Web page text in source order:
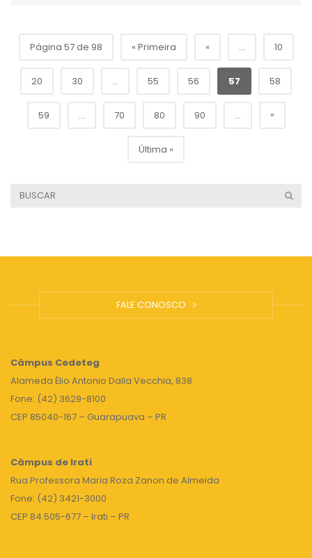
Página 57 de 98 « Primeira « ... 10
20 30 ... 55 56 57 58
59 ... 70 80 90 ... »
Última »
FALE CONOSCO
Câmpus Cedeteg
Alameda Élio Antonio Dalla Vecchia, 838
Fone: (42) 3629-8100
CEP 85040-167 – Guarapuava – PR
Câmpus de Irati
Rua Professora Maria Roza Zanon de Almeida
Fone: (42) 3421-3000
CEP 84.505-677 – Irati – PR